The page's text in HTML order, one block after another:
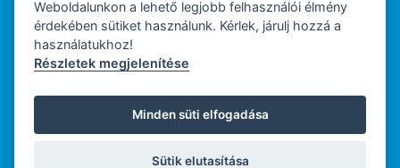
WEBDESIGN
WEBFEJLESZTŐ
Weboldalunkon a lehető legjobb felhasználói élmény
érdekében sütiket használunk. Kérlek, járulj hozzá a
használatukhoz!
Részletek megjelenítése
Minden süti elfogadása
Sütik elutasítása